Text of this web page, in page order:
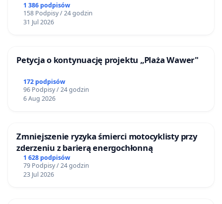
1 386 podpisów
158 Podpisy / 24 godzin
31 Jul 2026
Petycja o kontynuację projektu „Plaża Wawer"
172 podpisów
96 Podpisy / 24 godzin
6 Aug 2026
Zmniejszenie ryzyka śmierci motocyklisty przy
zderzeniu z barierą energochłonną
1 628 podpisów
79 Podpisy / 24 godzin
23 Jul 2026